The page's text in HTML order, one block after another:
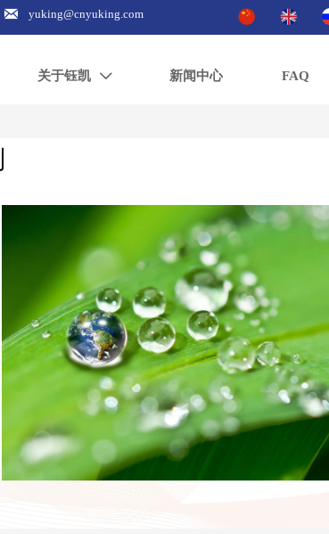
 yuking@cnyuking.com
关于钰凯  新闻中心 FAQ